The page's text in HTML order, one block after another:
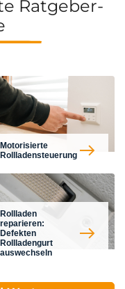
Ratgeber-
Motorisierte
Rollladensteuerung
Rollladen
reparieren:
Defekten
Rollladengurt
auswechseln